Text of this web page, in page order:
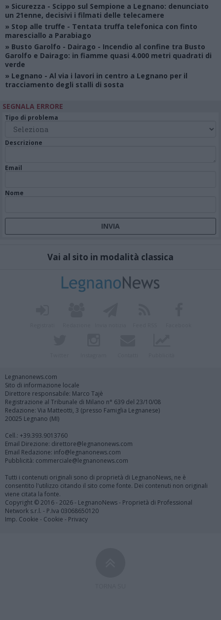
» Sicurezza - Scippo sul Sempione a Legnano: denunciato
un 21enne, decisivi i filmati delle telecamere
» Stop alle truffe - Tentata truffa telefonica con finto
maresciallo a Parabiago
» Busto Garolfo - Dairago - Incendio al confine tra Busto
Garolfo e Dairago: in fiamme quasi 4.000 metri quadrati di
verde
» Legnano - Al via i lavori in centro a Legnano per il
tracciamento degli stalli di sosta
SEGNALA ERRORE
Tipo di problema
Descrizione
Email
Nome
Vai al sito in modalità classica
Legnanonews.com
Sito di informazione locale
Direttore responsabile: Marco Tajè
Registrazione al Tribunale di Milano n° 639 del 23/10/08
Redazione: Via Matteotti, 3 (presso Famiglia Legnanese)
20025 Legnano (MI)
Cell.: +39.393.9013760
Email Direzione: direttore@legnanonews.com
Email Redazione: info@legnanonews.com
Pubblicità: commerciale@legnanonews.com
Tutti i contenuti originali sono di proprietà di LegnanoNews, ne è
consentito l'utilizzo citando il sito come fonte. Dei contenuti non originali
viene citata la fonte.
Copyright © 2016 - 2026 - LegnanoNews - Proprietà di Professional
Network s.r.l. - P.Iva 03068650120
Imp. Cookie - Cookie - Privacy